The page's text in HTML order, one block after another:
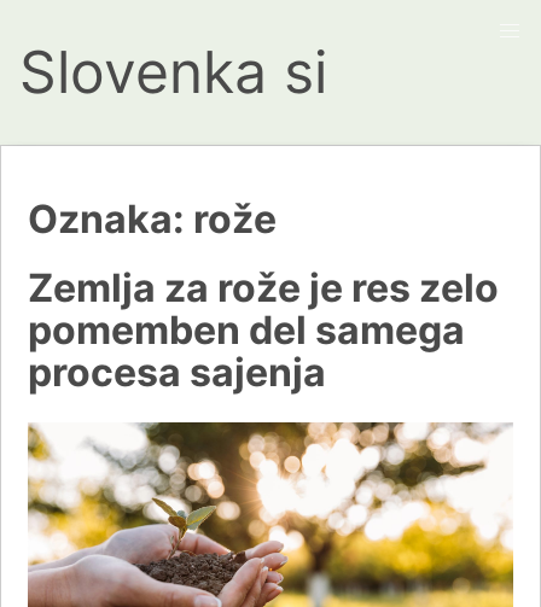
Slovenka si
Oznaka: rože
Zemlja za rože je res zelo
pomemben del samega
procesa sajenja